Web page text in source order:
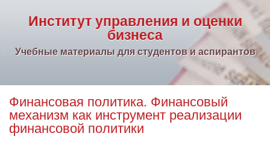
Институт управления и оценки
бизнеса
Учебные материалы для студентов и аспирантов
Финансовая политика. Финансовый
механизм как инструмент реализации
финансовой политики